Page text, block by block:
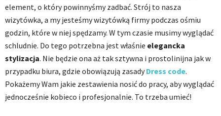
element, o który powinnyśmy zadbać. Strój to nasza
wizytówka, a my jesteśmy wizytówką firmy podczas ośmiu
godzin, które w niej spędzamy. W tym czasie musimy wyglądać
schludnie. Do tego potrzebna jest właśnie elegancka
stylizacja. Nie będzie ona aż tak sztywna i prostolinijna jak w
przypadku biura, gdzie obowiązują zasadyDress code.
Pokażemy Wam jakie zestawienia nosić do pracy, aby wyglądać
jednocześnie kobieco i profesjonalnie. To trzeba umieć!